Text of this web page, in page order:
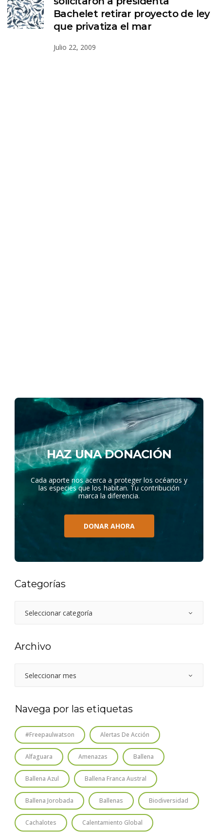
Bachelet retirar proyecto de ley
que privatiza el mar
Julio 22, 2009
HAZ UNA DONACIÓN
Cada aporte nos acerca a proteger los océanos y
las especies que los habitan. Tu contribución
marca la diferencia.
DONAR AHORA
Categorías
Archivo
Navega por las etiquetas
#freepaulwatson Alertas De Acción
Alfaguara Amenazas Ballena
Ballena Azul Ballena Franca Austral
Ballena Jorobada Ballenas Biodiversidad
Cachalotes Calentamiento Global